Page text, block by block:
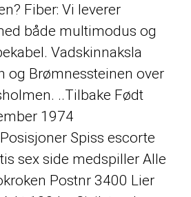
Fiber: Vi leverer
både multimodus og
Vadskinnaksla
og Brømnessteinen over
..Tilbake Født
1974
Spiss escorte
sex side medspiller Alle
Postnr 3400 Lier